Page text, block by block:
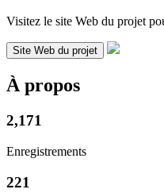
Visitez le site Web du projet
Site Web du projet
À propos
2,171
Enregistrements
221